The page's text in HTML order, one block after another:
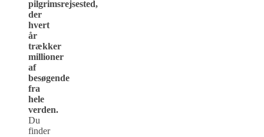
pilgrimsrejsested,
der
hvert
år
trækker
millioner
af
besøgende
fra
hele
verden.
Du
finder